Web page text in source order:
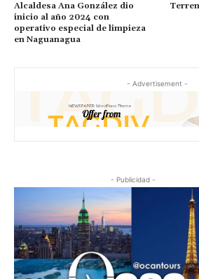
Alcaldesa Ana González dio
inicio al año 2024 con
operativo especial de limpieza
en Naguanagua
- Advertisement -
- Publicidad -